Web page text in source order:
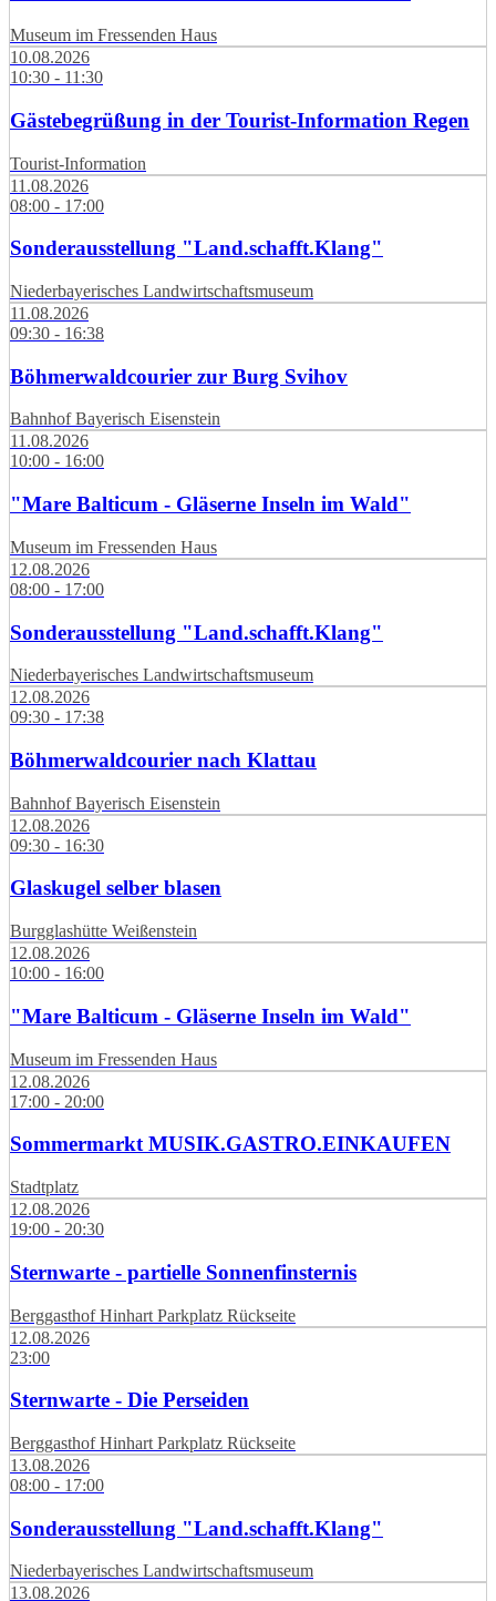
Museum im Fressenden Haus
10.08.2026
10:30 - 11:30
Gästebegrüßung in der Tourist-Information Regen
Tourist-Information
11.08.2026
08:00 - 17:00
Sonderausstellung "Land.schafft.Klang"
Niederbayerisches Landwirtschaftsmuseum
11.08.2026
09:30 - 16:38
Böhmerwaldcourier zur Burg Svihov
Bahnhof Bayerisch Eisenstein
11.08.2026
10:00 - 16:00
"Mare Balticum - Gläserne Inseln im Wald"
Museum im Fressenden Haus
12.08.2026
08:00 - 17:00
Sonderausstellung "Land.schafft.Klang"
Niederbayerisches Landwirtschaftsmuseum
12.08.2026
09:30 - 17:38
Böhmerwaldcourier nach Klattau
Bahnhof Bayerisch Eisenstein
12.08.2026
09:30 - 16:30
Glaskugel selber blasen
Burgglashütte Weißenstein
12.08.2026
10:00 - 16:00
"Mare Balticum - Gläserne Inseln im Wald"
Museum im Fressenden Haus
12.08.2026
17:00 - 20:00
Sommermarkt MUSIK.GASTRO.EINKAUFEN
Stadtplatz
12.08.2026
19:00 - 20:30
Sternwarte - partielle Sonnenfinsternis
Berggasthof Hinhart Parkplatz Rückseite
12.08.2026
23:00
Sternwarte - Die Perseiden
Berggasthof Hinhart Parkplatz Rückseite
13.08.2026
08:00 - 17:00
Sonderausstellung "Land.schafft.Klang"
Niederbayerisches Landwirtschaftsmuseum
13.08.2026